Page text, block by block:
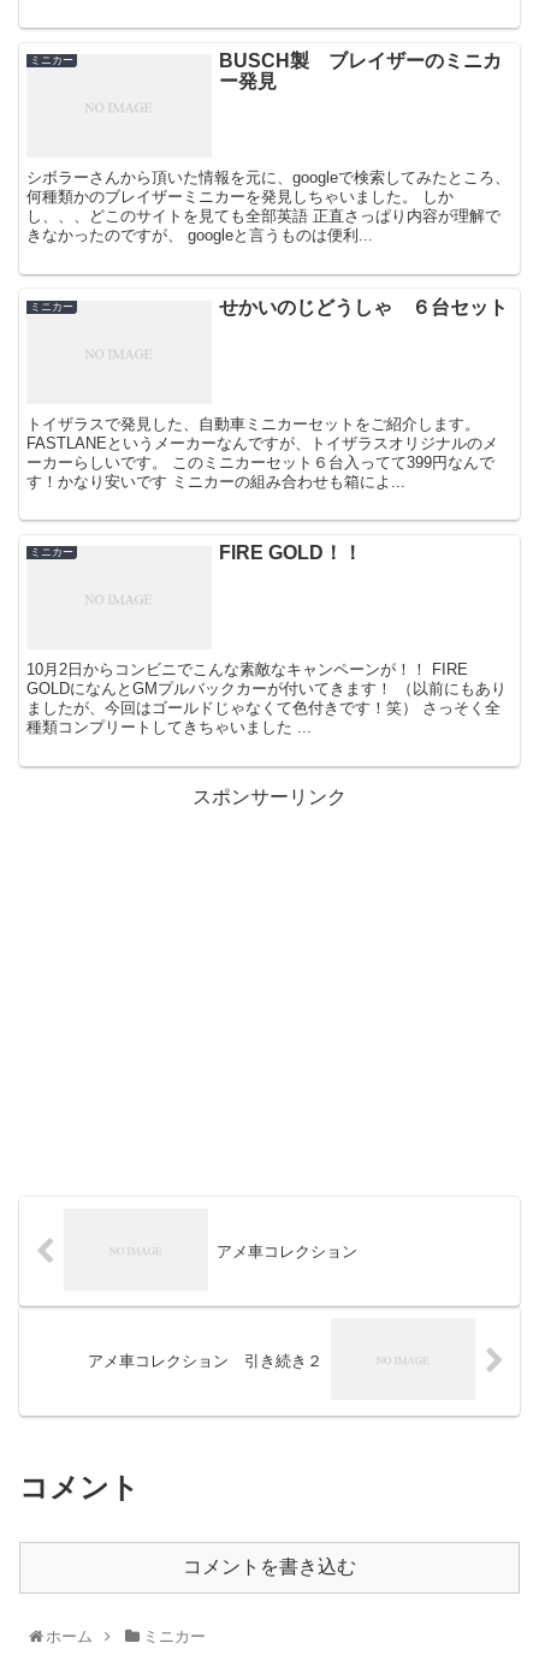
ミニカー
BUSCH製 ブレイザーのミニカ
ー発見
シボラーさんから頂いた情報を元に、googleで検索してみたところ、
何種類かのブレイザーミニカーを発見しちゃいました。 しか
し、、、どこのサイトを見ても全部英語 正直さっぱり内容が理解で
きなかったのですが、 googleと言うものは便利...
ミニカー せかいのじどうしゃ ６台セット
トイザラスで発見した、自動車ミニカーセットをご紹介します。
FASTLANEというメーカーなんですが、トイザラスオリジナルのメ
ーカーらしいです。 このミニカーセット６台入ってて399円なんで
す！かなり安いです ミニカーの組み合わせも箱によ...
ミニカー FIRE GOLD！！
10月2日からコンビニでこんな素敵なキャンペーンが！！ FIRE
GOLDになんとGMプルバックカーが付いてきます！ （以前にもあり
ましたが、今回はゴールドじゃなくて色付きです！笑） さっそく全
種類コンプリートしてきちゃいました ...
スポンサーリンク
アメ車コレクション
アメ車コレクション 引き続き２
コメント
コメントを書き込む
ホーム ミニカー